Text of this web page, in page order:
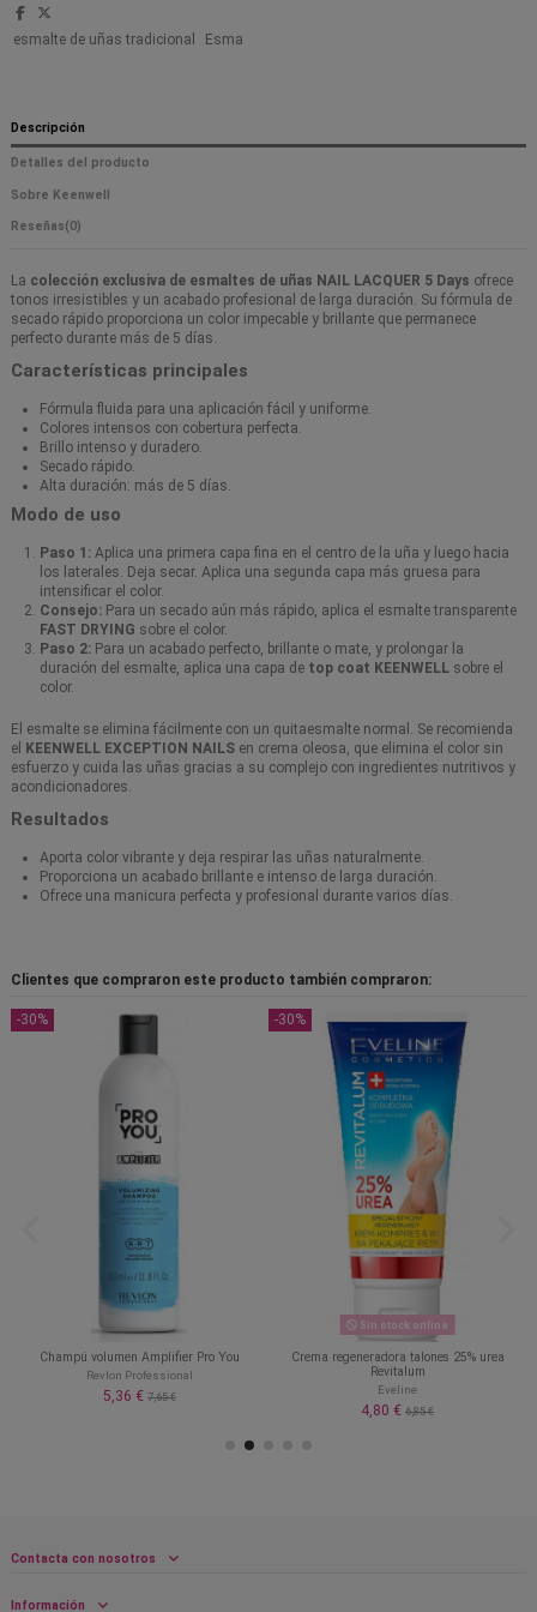
esmalte de uñas tradicional Esma
Descripción
Detalles del producto
Sobre Keenwell
Reseñas(0)
La colección exclusiva de esmaltes de uñas NAIL LACQUER 5 Days ofrece
tonos irresistibles y un acabado profesional de larga duración. Su fórmula de
secado rápido proporciona un color impecable y brillante que permanece
perfecto durante más de 5 días.
Características principales
Fórmula fluida para una aplicación fácil y uniforme.
Colores intensos con cobertura perfecta.
Brillo intenso y duradero.
Secado rápido.
Alta duración: más de 5 días.
Modo de uso
Paso 1: Aplica una primera capa fina en el centro de la uña y luego hacia
los laterales. Deja secar. Aplica una segunda capa más gruesa para
intensificar el color.
Consejo: Para un secado aún más rápido, aplica el esmalte transparente
FAST DRYING sobre el color.
Paso 2: Para un acabado perfecto, brillante o mate, y prolongar la
duración del esmalte, aplica una capa de top coat KEENWELL sobre el
color.
El esmalte se elimina fácilmente con un quitaesmalte normal. Se recomienda
el
KEENWELL EXCEPTION NAILS en crema oleosa, que elimina el color sin
esfuerzo y cuida las uñas gracias a su complejo con ingredientes nutritivos y
acondicionadores.
Resultados
Aporta color vibrante y deja respirar las uñas naturalmente.
Proporciona un acabado brillante e intenso de larga duración.
Ofrece una manicura perfecta y profesional durante varios días.
Clientes que compraron este producto también compraron:
-30%
Champú volumen Amplifier Pro You
Revlon Professional
5,36 € 7,65 €
-30%
Sin stock online
Crema regeneradora talones 25% urea
Revitalum
Eveline
4,80 € 6,85 €
Contacta con nosotros
Información